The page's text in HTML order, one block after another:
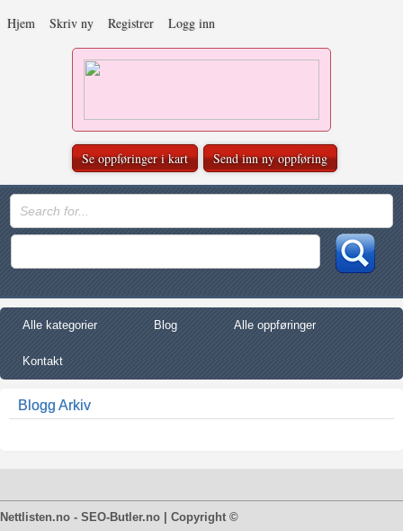
Hjem Skriv ny Registrer Logg inn
Se oppføringer i kart Send inn ny oppføring
Alle kategorier Blog Alle oppføringer
Kontakt
Blogg Arkiv
Nettlisten.no - SEO-Butler.no | Copyright ©